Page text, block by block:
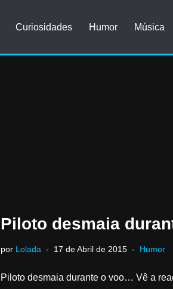
Curiosidades Humor Música
Piloto desmaia
por Lolada 17 de Abril de 2015 Humor
Piloto desmaia durante o voo… Vê a